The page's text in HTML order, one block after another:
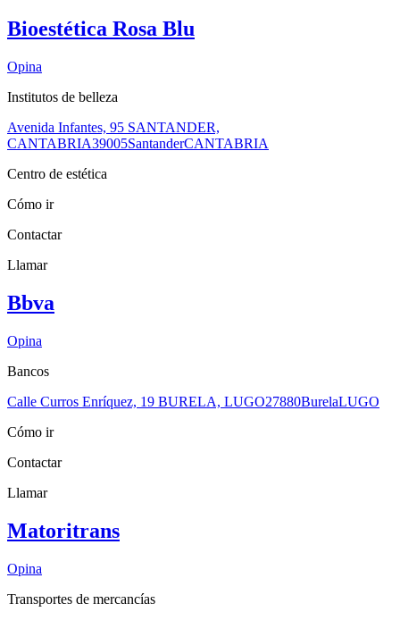
Bioestética Rosa Blu
Opina
Institutos de belleza
Avenida Infantes, 95 SANTANDER,
CANTABRIA39005SantanderCANTABRIA
Centro de estética
Cómo ir
Contactar
Llamar
Bbva
Opina
Bancos
Calle Curros Enríquez, 19 BURELA, LUGO27880BurelaLUGO
Cómo ir
Contactar
Llamar
Matoritrans
Opina
Transportes de mercancías